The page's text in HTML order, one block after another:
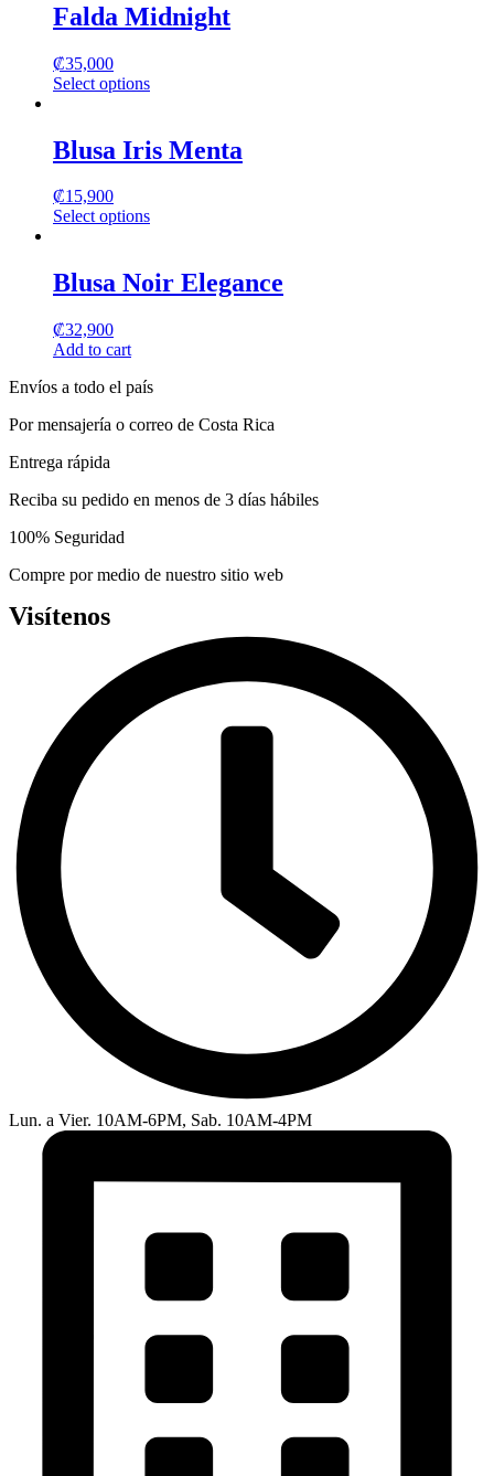
Falda Midnight
₡35,000
Select options
has
multiple
The
options
chosen
on
the
product
page
Blusa Iris Menta
₡15,900
Select options
has
multiple
The
options
be
chosen
on
the
product
page
Blusa Noir Elegance
₡32,900
Add to cart
Envíos a todo el país
Por mensajería o correo de Costa Rica
Entrega rápida
Reciba su pedido en menos de 3 días hábiles
100% Seguridad
Compre por medio de nuestro sitio web
Visítenos
Lun. a Vier. 10AM-6PM, Sab. 10AM-4PM